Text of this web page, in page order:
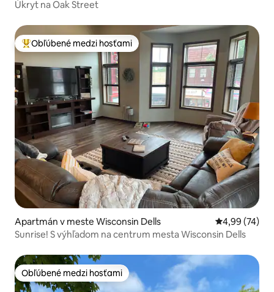
Úkryt na Oak Street
Najobľúbenejšie medzi hosťami
Obľúbené medzi hosťami
Apartmán v meste Wisconsin Dells Priemerné
4,99 (74)
Sunrise! S výhľadom na centrum mesta Wisconsin Dells
Obľúbené medzi hosťami
Obľúbené medzi hosťami